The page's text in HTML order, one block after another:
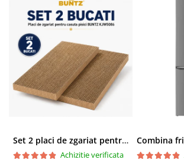
Set 2 placi de zgariat pentru casuta pisici BUNTZ KJW5086, compatibile cu casuta 59 x 28.5 x 35 cm
Achizitie verificata